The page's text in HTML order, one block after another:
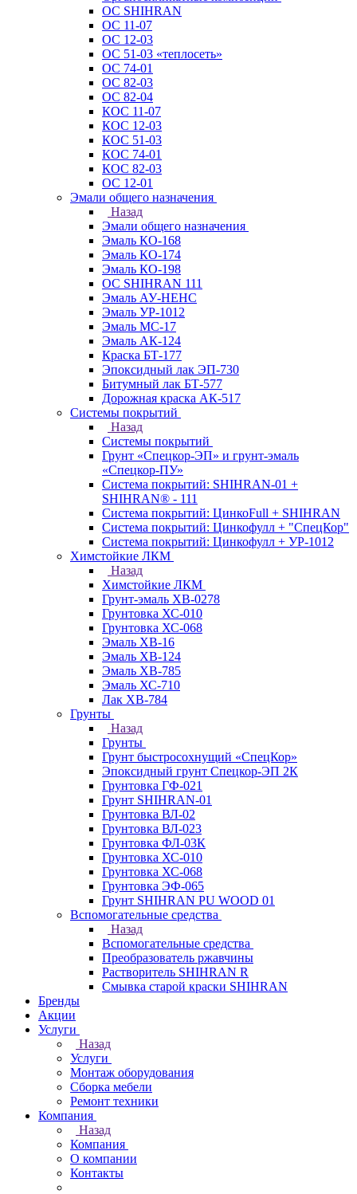
ОС SHIHRAN
ОС 11-07
ОС 12-03
ОС 51-03 «теплосеть»
ОС 74-01
ОС 82-03
ОС 82-04
КОС 11-07
КОС 12-03
КОС 51-03
КОС 74-01
КОС 82-03
ОС 12-01
Эмали общего назначения
Назад
Эмали общего назначения
Эмаль КО-168
Эмаль КО-174
Эмаль КО-198
ОС SHIHRAN 111
Эмаль АУ-НЕНС
Эмаль УР-1012
Эмаль МС-17
Эмаль АК-124
Краска БТ-177
Эпоксидный лак ЭП-730
Битумный лак БТ-577
Дорожная краска АК-517
Системы покрытий
Назад
Системы покрытий
Грунт «Спецкор-ЭП» и грунт-эмаль
«Спецкор-ПУ»
Система покрытий: SHIHRAN-01 +
SHIHRAN® - 111
Система покрытий: ЦинкоFull + SHIHRAN
Система покрытий: Цинкофулл + "СпецКор"
Система покрытий: Цинкофулл + УР-1012
Химстойкие ЛКМ
Назад
Химстойкие ЛКМ
Грунт-эмаль ХВ-0278
Грунтовка ХС-010
Грунтовка ХС-068
Эмаль ХВ-16
Эмаль ХВ-124
Эмаль ХВ-785
Эмаль ХС-710
Лак ХВ-784
Грунты
Назад
Грунты
Грунт быстросохнущий «СпецКор»
Эпоксидный грунт Спецкор-ЭП 2К
Грунтовка ГФ-021
Грунт SHIHRAN-01
Грунтовка ВЛ-02
Грунтовка ВЛ-023
Грунтовка ФЛ-03К
Грунтовка ХС-010
Грунтовка ХС-068
Грунтовка ЭФ-065
Грунт SHIHRAN PU WOOD 01
Вспомогательные средства
Назад
Вспомогательные средства
Преобразователь ржавчины
Растворитель SHIHRAN R
Смывка старой краски SHIHRAN
Бренды
Акции
Услуги
Назад
Услуги
Монтаж оборудования
Сборка мебели
Ремонт техники
Компания
Назад
Компания
О компании
Контакты